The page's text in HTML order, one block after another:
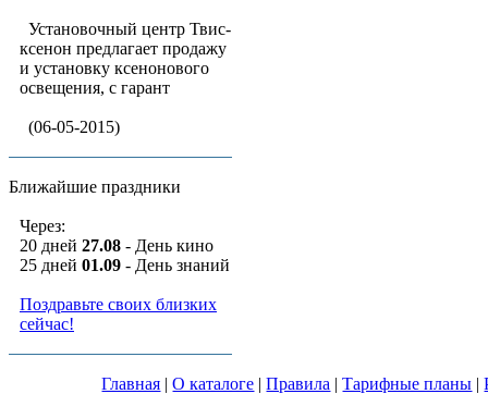
Установочный центр Твис-
ксенон предлагает продажу
и установку ксенонового
освещения, с гарант
(06-05-2015)
Ближайшие праздники
Через:
20 дней 27.08 - День кино
25 дней 01.09 - День знаний
Поздравьте своих близких
сейчас!
Главная |О каталоге |Правила |Тарифные планы |